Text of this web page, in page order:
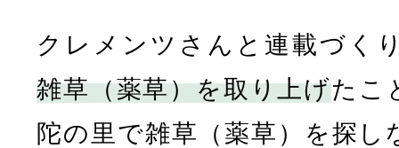
クレメンツさんと連載づく
雑草（薬草）を取り上げたこ
陀の里で雑草（薬草）を探